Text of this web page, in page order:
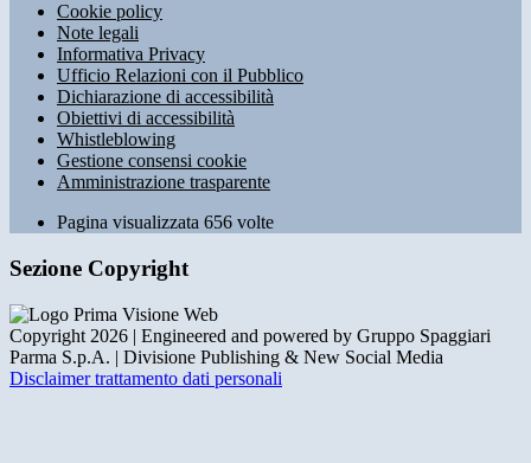
Cookie policy
Note legali
Informativa Privacy
Ufficio Relazioni con il Pubblico
Dichiarazione di accessibilità
Obiettivi di accessibilità
Whistleblowing
Gestione consensi cookie
Amministrazione trasparente
Pagina visualizzata 656 volte
Sezione Copyright
Copyright 2026 | Engineered and powered by Gruppo Spaggiari
Parma S.p.A. | Divisione Publishing & New Social Media
Disclaimer trattamento dati personali